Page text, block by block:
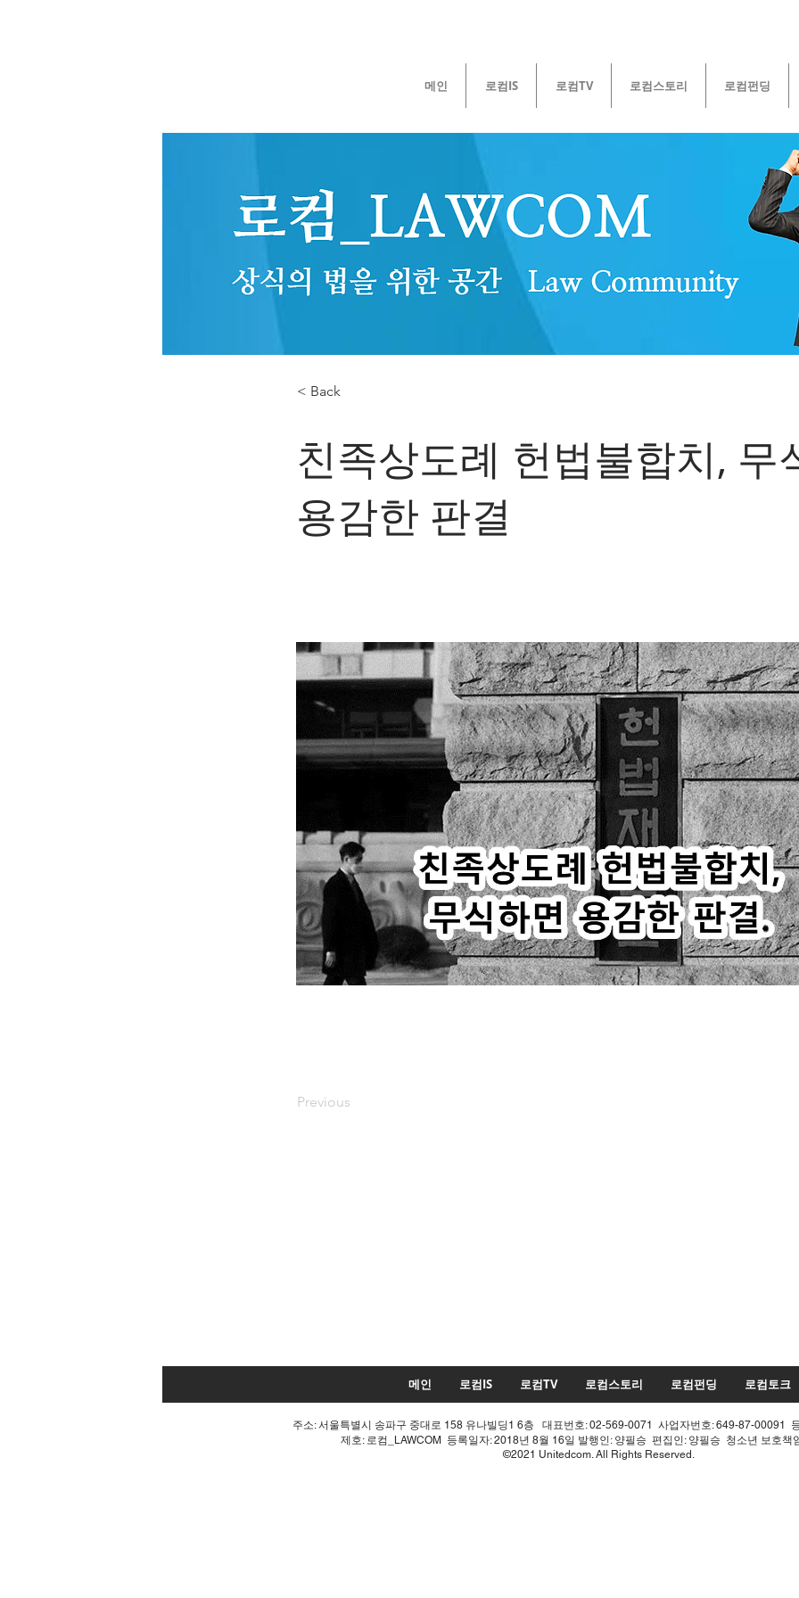
메인 로컴IS 로컴TV 로컴스토리 로컴펀딩
< Back
친족상도례 헌법불합치, 무
용감한 판결
Previous
메인 로컴IS 로컴TV 로컴스토리 로컴펀딩 로컴토크
주소: 서울특별시 송파구 중대로 158 유나빌딩1 6층 대표번호: 02-569-0071 사업자번호: 649-87-00091
제호: 로컴_LAWCOM 등록일자: 2018년 8월 16일 발행인: 양필승 편집인: 양필승 청소년 보호
©2021 Unitedcom. All Rights Reserved.